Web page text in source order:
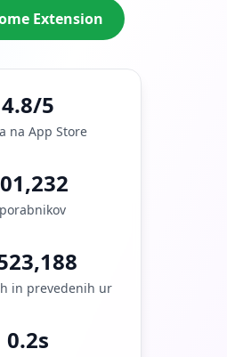
Extension
4.8/5
na App Store
in prevedenih ur
0.2s